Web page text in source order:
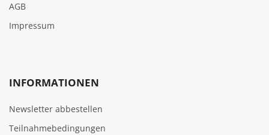
AGB
Impressum
INFORMATIONEN
Newsletter abbestellen
Teilnahmebedingungen